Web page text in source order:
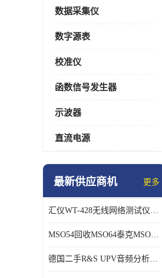
数据采集仪
数字源表
校准仪
函数信号发生器
示波器
直流电源
最新供应商机 更多
汇仪WT-428无线网络测试仪WT328销售/回收
MSO54回收MSO64泰克MSO56B混号示波器
德国二手R&S UPV音频分析仪长期销售回收